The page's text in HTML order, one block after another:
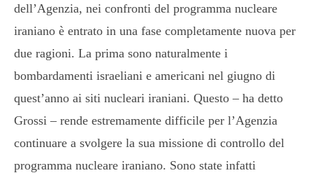
dell’Agenzia, nei confronti del programma nucleare
iraniano è entrato in una fase completamente nuova per
due ragioni. La prima sono naturalmente i
bombardamenti israeliani e americani nel giugno di
quest’anno ai siti nucleari iraniani. Questo – ha detto
Grossi – rende estremamente difficile per l’Agenzia
continuare a svolgere la sua missione di controllo del
programma nucleare iraniano. Sono state infatti